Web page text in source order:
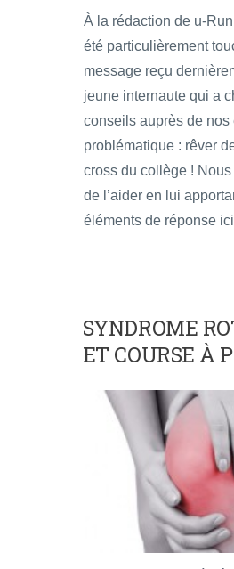
À la rédaction de u-
été particulièrement
message reçu
jeune internaute qui a
conseils auprès de nos
problématique : rêver
cross du collège !
de l’aider en lui
éléments de réponse
SYNDROME
ET COURSE À